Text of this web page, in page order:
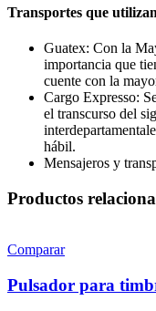
Transportes que
Guatex: Con la
importancia que
cuente con la
Cargo Expresso:
el transcurso del
hábil.
Mensajeros y
Productos
Comparar
Pulsador para